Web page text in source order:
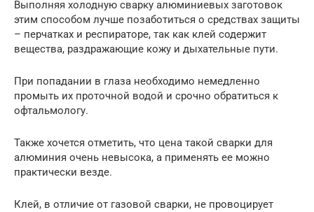
Выполняя холодную сварку алюминиевых заготовок
этим способом лучше позаботиться о средствах защиты
– перчатках и респираторе, так как клей содержит
вещества, раздражающие кожу и дыхательные пути.
При попадании в глаза необходимо немедленно
промыть их проточной водой и срочно обратиться к
офтальмологу.
Также хочется отметить, что цена такой сварки для
алюминия очень невысока, а применять ее можно
практически везде.
Клей, в отличие от газовой сварки, не провоцирует